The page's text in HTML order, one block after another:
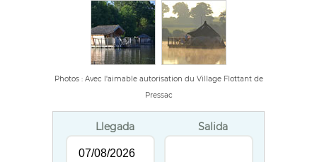
Photos : Avec l'aimable autorisation du Village Flottant de
Pressac
Llegada Salida